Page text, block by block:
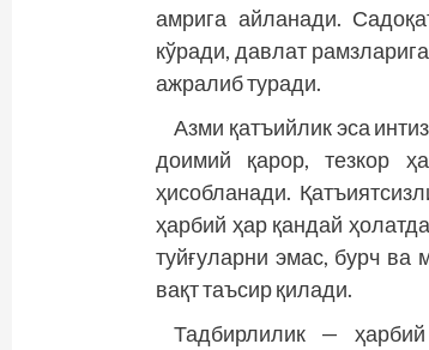
амрига айланади.
кўради, давлат
ажралиб туради.
Азми қатъийлик эса
доимий қарор, тезкор
ҳисобланади.
ҳарбий ҳар қандай
туйғуларни эмас, бурч ва
вақт таъсир қилади.
Тадбирлилик —